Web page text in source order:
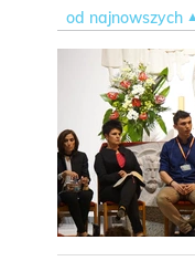
od najnowszych